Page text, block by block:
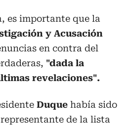
es importante que la
y Acusación
en contra del
"dada la
revelaciones".
Duque había sido
de la lista